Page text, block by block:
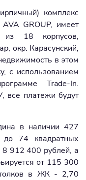
комплекс
GROUP, имеет
из 18 корпусов,
окр. Карасунский,
в этом
с использованием
Trade-In.
все платежи будут
в наличии 427
74 квадратных
912 400 рублей, а
от 115 300
в ЖК - 2,70